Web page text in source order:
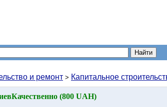
и ремонт > Капитальное
(800 UAH)